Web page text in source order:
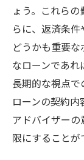
プロ
買い
納得のい
プ
売却
効果
交渉
ょう。これら
らに、返済条
どうかも重要
なローンであれ
長期的な視点で
ローンの契約
アドバイザー
限にすることが